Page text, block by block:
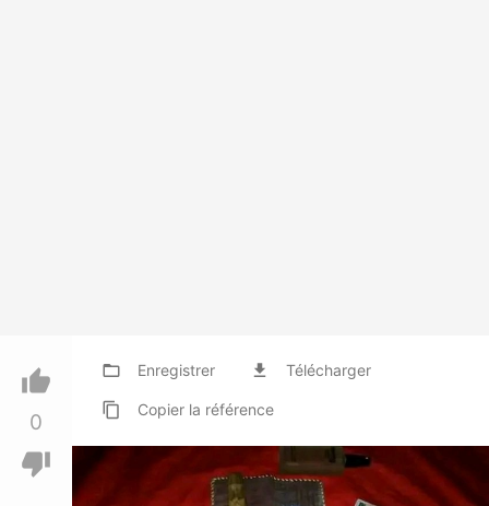
thumb_up
0
thumb_down
folder_open Enregistrer file_download Télécharger
content_copy Copierla référence